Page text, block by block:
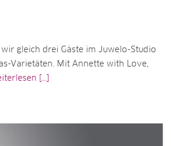
gleich drei Gäste im Juwelo-Studio
Varietäten. Mit Annette with Love,
[...]